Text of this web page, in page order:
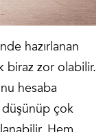
hazırlanan
biraz zor olabilir.
hesaba
düşünüp çok